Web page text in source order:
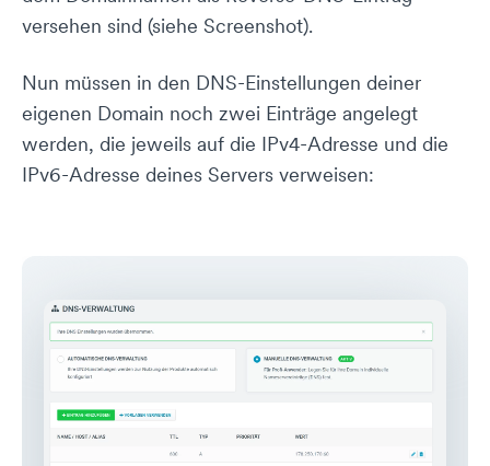
versehen sind (siehe Screenshot).
Nun müssen in den DNS-Einstellungen deiner
eigenen Domain noch zwei Einträge angelegt
werden, die jeweils auf die IPv4-Adresse und die
IPv6-Adresse deines Servers verweisen: